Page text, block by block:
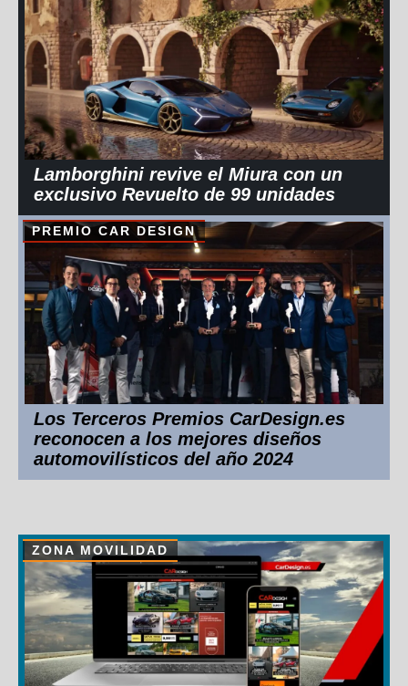
Lamborghini revive el Miura con un
exclusivo Revuelto de 99 unidades
PREMIO CAR DESIGN
Los Terceros Premios CarDesign.es
reconocen a los mejores diseños
automovilísticos del año 2024
ZONA MOVILIDAD